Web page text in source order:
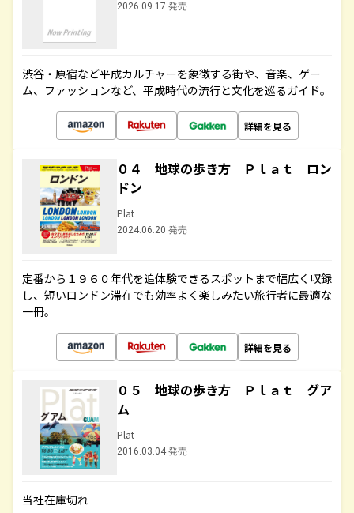
2026.09.17 発売
渋谷・原宿など平成カルチャーを象徴する街や、音楽、ゲー
ム、ファッションなど、平成時代の流行と文化を巡るガイド。
詳細を見る
０４ 地球の歩き方 Ｐｌａｔ ロン
ドン
Plat
2024.06.20 発売
定番から１９６０年代を追体験できるスポットまで幅広く収録
し、短いロンドン滞在でも効率よく楽しみたい旅行者に最適な
一冊。
詳細を見る
０５ 地球の歩き方 Ｐｌａｔ グア
ム
Plat
2016.03.04 発売
当社在庫切れ